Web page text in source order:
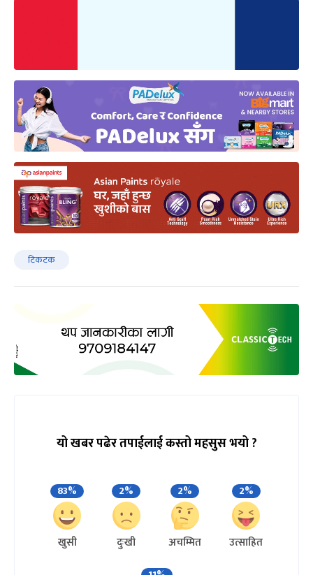
टिकटक
यो खबर पढेर तपाईलाई कस्तो महसुस भयो ?
83%
खुसी
2%
दुःखी
2%
अचम्मित
2%
उत्साहित